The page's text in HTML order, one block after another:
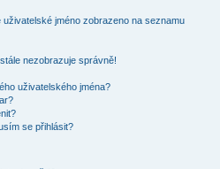
jméno zobrazeno na seznamu
nezobrazuje správně!
uživatelského jména?
se přihlásit?